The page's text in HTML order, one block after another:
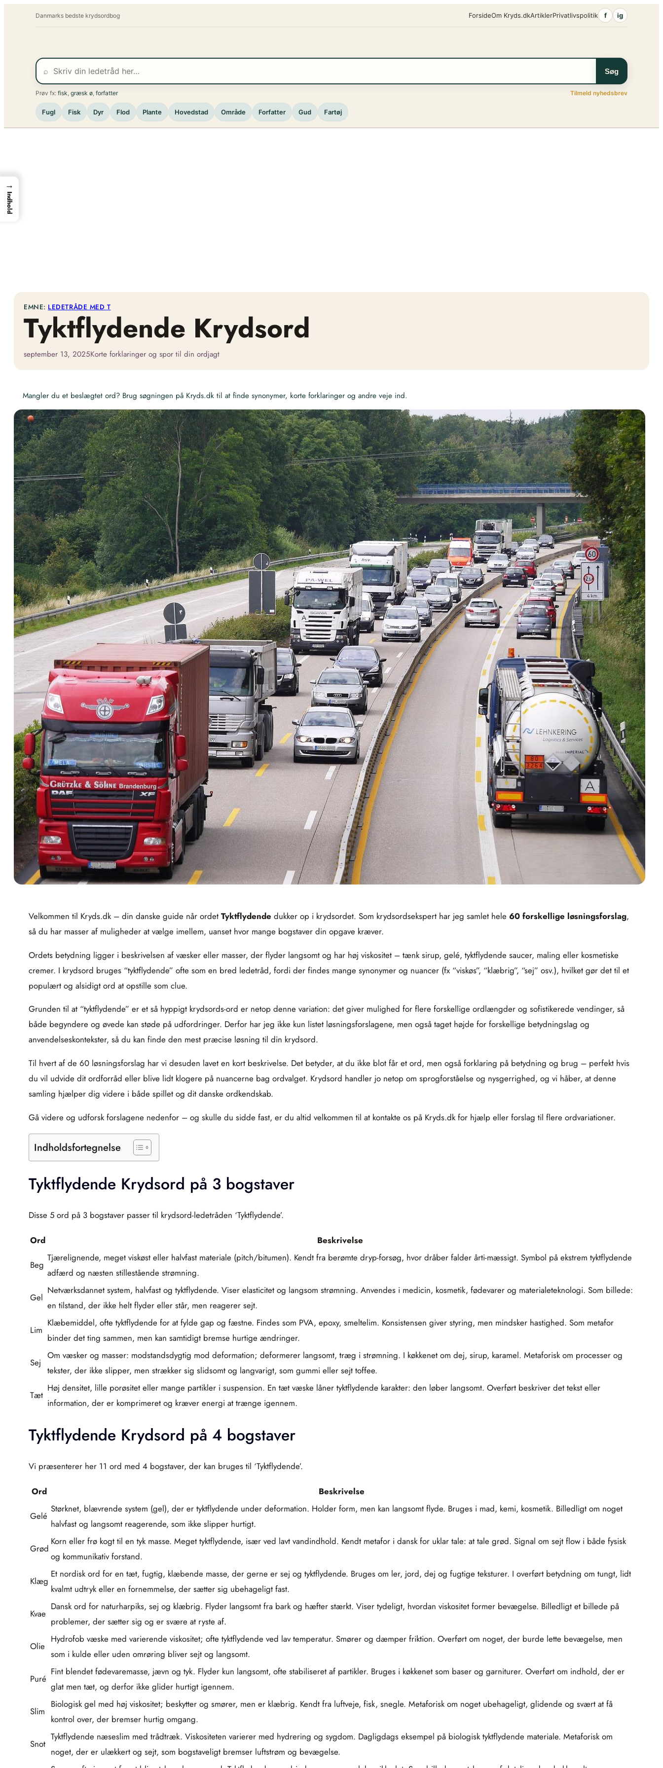
Danmarks bedste krydsordbog ForsideOm Kryds.dkArtiklerPrivatlivspolitik f ig
⌕ Søg
Prøv fx: fisk græsk ø forfatter Tilmeld nyhedsbrev
Fugl Fisk Dyr Flod Plante Hovedstad Område Forfatter Gud Fartøj
EMNE: LEDETRÅDE MED T
Tyktflydende Krydsord
september 13, 2025Korte forklaringer og spor til din ordjagt
Mangler du et beslægtet ord? Brug søgningen på Kryds.dk til at finde synonymer, korte forklaringer og andre veje ind.
Velkommen til Kryds.dk – din danske guide når ordet Tyktflydende dukker op i krydsordet. Som krydsordsekspert har jeg samlet hele 60 forskellige løsningsforslag,
så du har masser af muligheder at vælge imellem, uanset hvor mange bogstaver din opgave kræver.
Ordets betydning ligger i beskrivelsen af væsker eller masser, der flyder langsomt og har høj viskositet – tænk sirup, gelé, tyktflydende saucer, maling eller kosmetiske
cremer. I krydsord bruges “tyktflydende” ofte som en bred ledetråd, fordi der findes mange synonymer og nuancer (fx “viskøs”, “klæbrig”, “sej” osv.), hvilket gør det til et
populært og alsidigt ord at opstille som clue.
Grunden til at “tyktflydende” er et så hyppigt krydsords-ord er netop denne variation: det giver mulighed for flere forskellige ordlængder og sofistikerede vendinger, så
både begyndere og øvede kan støde på udfordringer. Derfor har jeg ikke kun listet løsningsforslagene, men også taget højde for forskellige betydningslag og
anvendelseskontekster, så du kan finde den mest præcise løsning til din krydsord.
Til hvert af de 60 løsningsforslag har vi desuden lavet en kort beskrivelse. Det betyder, at du ikke blot får et ord, men også forklaring på betydning og brug – perfekt hvis
du vil udvide dit ordforråd eller blive lidt klogere på nuancerne bag ordvalget. Krydsord handler jo netop om sprogforståelse og nysgerrighed, og vi håber, at denne
samling hjælper dig videre i både spillet og dit danske ordkendskab.
Gå videre og udforsk forslagene nedenfor – og skulle du sidde fast, er du altid velkommen til at kontakte os på Kryds.dk for hjælp eller forslag til flere ordvariationer.
Indholdsfortegnelse
Tyktflydende Krydsord på 3 bogstaver
Disse 5 ord på 3 bogstaver passer til krydsord-ledetråden ‘Tyktflydende’.
Ord Beskrivelse
Beg
Tjærelignende, meget viskøst eller halvfast materiale (pitch/bitumen). Kendt fra berømte dryp-forsøg, hvor dråber falder årti-mæssigt. Symbol på ekstrem tyktflydende
adfærd og næsten stillestående strømning.
Gel
Netværksdannet system, halvfast og tyktflydende. Viser elasticitet og langsom strømning. Anvendes i medicin, kosmetik, fødevarer og materialeteknologi. Som billede:
en tilstand, der ikke helt flyder eller står, men reagerer sejt.
Lim
Klæbemiddel, ofte tyktflydende for at fylde gap og fæstne. Findes som PVA, epoxy, smeltelim. Konsistensen giver styring, men mindsker hastighed. Som metafor
binder det ting sammen, men kan samtidigt bremse hurtige ændringer.
Sej
Om væsker og masser: modstandsdygtig mod deformation; deformerer langsomt, træg i strømning. I køkkenet om dej, sirup, karamel. Metaforisk om processer og
tekster, der ikke slipper, men strækker sig slidsomt og langvarigt, som gummi eller sejt toffee.
Tæt
Høj densitet, lille porøsitet eller mange partikler i suspension. En tæt væske låner tyktflydende karakter: den løber langsomt. Overført beskriver det tekst eller
information, der er komprimeret og kræver energi at trænge igennem.
Tyktflydende Krydsord på 4 bogstaver
Vi præsenterer her 11 ord med 4 bogstaver, der kan bruges til ‘Tyktflydende’.
Ord Beskrivelse
Gelé
Størknet, blævrende system (gel), der er tyktflydende under deformation. Holder form, men kan langsomt flyde. Bruges i mad, kemi, kosmetik. Billedligt om noget
halvfast og langsomt reagerende, som ikke slipper hurtigt.
Grød
Korn eller frø kogt til en tyk masse. Meget tyktflydende, især ved lavt vandindhold. Kendt metafor i dansk for uklar tale: at tale grød. Signal om sejt flow i både fysisk
og kommunikativ forstand.
Klæg
Et nordisk ord for en tæt, fugtig, klæbende masse, der gerne er sej og tyktflydende. Bruges om ler, jord, dej og fugtige teksturer. I overført betydning om tungt, lidt
kvalmt udtryk eller en fornemmelse, der sætter sig ubehageligt fast.
Kvae
Dansk ord for naturharpiks, sej og klæbrig. Flyder langsomt fra bark og hæfter stærkt. Viser tydeligt, hvordan viskositet former bevægelse. Billedligt et billede på
problemer, der sætter sig og er svære at ryste af.
Olie
Hydrofob væske med varierende viskositet; ofte tyktflydende ved lav temperatur. Smører og dæmper friktion. Overført om noget, der burde lette bevægelse, men
som i kulde eller uden omrøring bliver sejt og langsomt.
Puré
Fint blendet fødevaremasse, jævn og tyk. Flyder kun langsomt, ofte stabiliseret af partikler. Bruges i køkkenet som baser og garniturer. Overført om indhold, der er
glat men tæt, og derfor ikke glider hurtigt igennem.
Slim
Biologisk gel med høj viskositet; beskytter og smører, men er klæbrig. Kendt fra luftveje, fisk, snegle. Metaforisk om noget ubehageligt, glidende og svært at få
kontrol over, der bremser hurtig omgang.
Snot
Tyktflydende næseslim med trådtræk. Viskositeten varierer med hydrering og sygdom. Dagligdags eksempel på biologisk tyktflydende materiale. Metaforisk om
noget, der er ulækkert og sejt, som bogstaveligt bremser luftstrøm og bevægelse.
→
Indhold